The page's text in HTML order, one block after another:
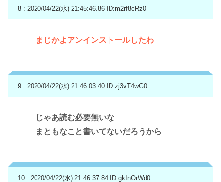
8 : 2020/04/22(水) 21:45:46.86 ID:m2rf8cRz0
まじかよアンインストールしたわ
9 : 2020/04/22(水) 21:46:03.40 ID:zj3vT4wG0
じゃあ読む必要無いな
まともなこと書いてないだろうから
10 : 2020/04/22(水) 21:46:37.84 ID:gkInOrWd0